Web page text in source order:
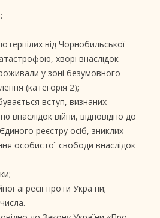
:
від Чорнобильської
хворі внаслідок
у зоні безумовного
(категорія 2);
вступ, визнаних
внаслідок війни, відповідно до
реєстру осіб, зниклих
особистої свободи внаслідок
агресії проти України;